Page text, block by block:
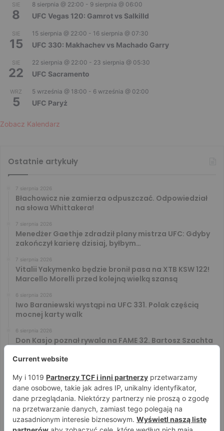
SIE
8
8 sierpnia @ 22:00 - 9 sierpnia @ 06:00
UFC Vegas 120: Gamrot vs Salkilld
SIE
15
15 sierpnia @ 22:00 - 16 sierpnia @ 07:30
UFC 330: Makhachev vs Machado Garry
SIE
22
22 sierpnia @ 22:00 - 23 sierpnia @ 05:30
UFC Sacramento
WRZ
5
5 września @ 18:00 - 6 września @ 02:00
UFC Paryż
Zobacz Kalendarz
Ostatnie artykuły
7 sierpnia 2026
Błachowicz nie zamierza odpuszczać. Odpowiedział
na słowa Whittakera!
7 sierpnia 2026
Menedżer Gaethje zdradził plany mistrza UFC: Gdyby
zakończył karierę dzisiaj, byłbym…
7 sierpnia 2026
Vitalii Yakymenko będzie bronił pasa na XTB KSW 122!
Marcello Morelli przed kolejną wielką szansą
6 sierpnia 2026
Iwo Baraniewski wystąpi na UFC 331. Polak częścią
mocnej karty walk
6 sierpnia 2026
Don Kasjo poznał rywala na FAME 32. Bartosz Szachta
Niepokonany Włodarczyk zawalczy o ranking! Na XTB
KSW 122 zmierzy się z Paivą
5 sierpnia 2026
Mateusz DON DIEGO Kubiszyn o rywalu na GROMDA 26.
Kibice typują trzy nazwiska